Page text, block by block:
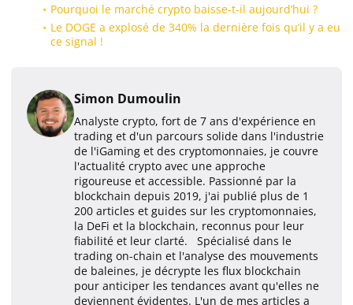
Pourquoi le marché crypto baisse-t-il aujourd’hui ?
Le DOGE a explosé de 340% la dernière fois qu’il y a eu
ce signal !
Simon Dumoulin
Analyste crypto, fort de 7 ans d'expérience en
trading et d'un parcours solide dans l'industrie
de l'iGaming et des cryptomonnaies, je couvre
l'actualité crypto avec une approche
rigoureuse et accessible. Passionné par la
blockchain depuis 2019, j'ai publié plus de 1
200 articles et guides sur les cryptomonnaies,
la DeFi et la blockchain, reconnus pour leur
fiabilité et leur clarté. Spécialisé dans le
trading on-chain et l'analyse des mouvements
de baleines, je décrypte les flux blockchain
pour anticiper les tendances avant qu'elles ne
deviennent évidentes. L'un de mes articles a